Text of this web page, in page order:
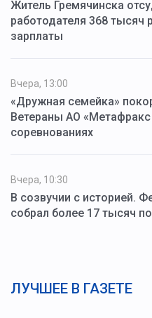
Житель Гремячинска
работодателя 368 тысяч
зарплаты
Вчера, 13:00
«Дружная семейка»
Ветераны АО
соревнованиях
Вчера, 10:30
В созвучии с историей.
собрал более 17 тысяч
ЛУЧШЕЕ В ГАЗЕТЕ